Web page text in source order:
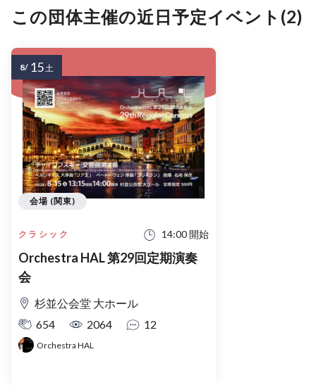
この団体主催の近日予定イベント(2)
クラシック 14:00 開始
Orchestra HAL 第29回定期演奏
会
杉並公会堂 大ホール
654
2064 12
Orchestra HAL
会場 (関東)
8/ 15土